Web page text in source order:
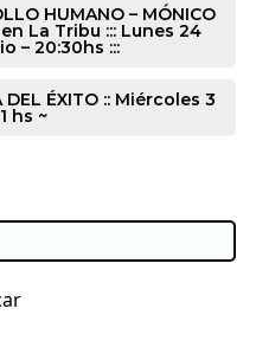
HUMANO – MÓNICO
La Tribu ::: Lunes 24
– 20:30hs :::
DEL ÉXITO :: Miércoles 3
hs ~